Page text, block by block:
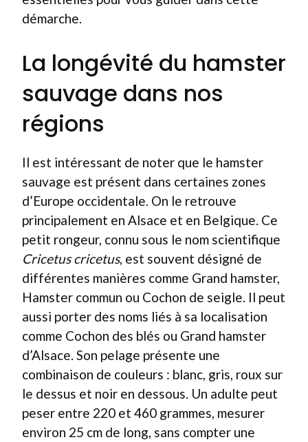
démarche.
La longévité du hamster
sauvage dans nos
régions
Il est intéressant de noter que le hamster
sauvage est présent dans certaines zones
d’Europe occidentale. On le retrouve
principalement en Alsace et en Belgique. Ce
petit rongeur, connu sous le nom scientifique
Cricetus cricetus, est souvent désigné de
différentes manières comme Grand hamster,
Hamster commun ou Cochon de seigle. Il peut
aussi porter des noms liés à sa localisation
comme Cochon des blés ou Grand hamster
d’Alsace. Son pelage présente une
combinaison de couleurs : blanc, gris, roux sur
le dessus et noir en dessous. Un adulte peut
peser entre 220 et 460 grammes, mesurer
environ 25 cm de long, sans compter une